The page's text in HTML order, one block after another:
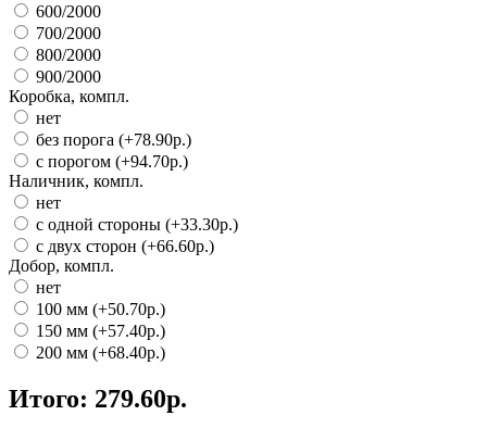
600/2000
700/2000
800/2000
900/2000
Коробка, компл.
нет
без порога (+78.90р.)
с порогом (+94.70р.)
Наличник, компл.
нет
с одной стороны (+33.30р.)
с двух сторон (+66.60р.)
Добор, компл.
нет
100 мм (+50.70р.)
150 мм (+57.40р.)
200 мм (+68.40р.)
Итого: 279.60р.